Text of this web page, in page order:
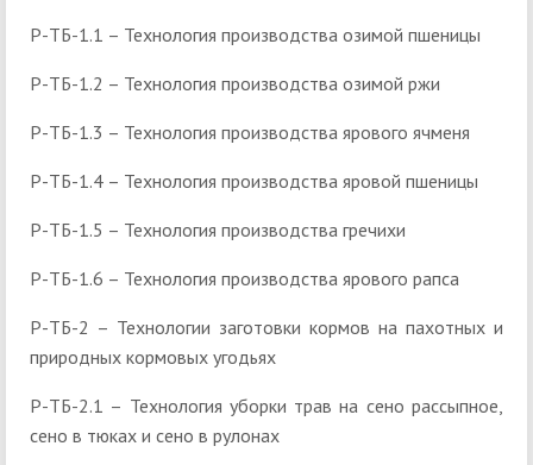
Р-ТБ-1.1 – Технология производства озимой пшеницы
Р-ТБ-1.2 – Технология производства озимой ржи
Р-ТБ-1.3 – Технология производства ярового ячменя
Р-ТБ-1.4 – Технология производства яровой пшеницы
Р-ТБ-1.5 – Технология производства гречихи
Р-ТБ-1.6 – Технология производства ярового рапса
Р-ТБ-2 – Технологии заготовки кормов на пахотных и
природных кормовых угодьях
Р-ТБ-2.1 – Технология уборки трав на сено рассыпное,
сено в тюках и сено в рулонах